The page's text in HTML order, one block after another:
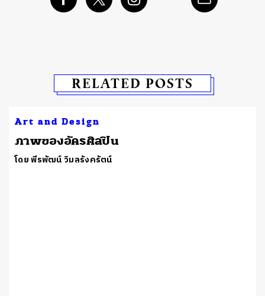
RELATED POSTS
Art and Design
​ภาพของอัครศิลปิน
โดย พีรพัฒน์ วิมลรังครัตน์